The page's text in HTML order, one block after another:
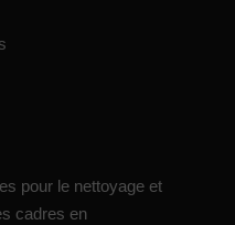
pour le nettoyage et
cadres en